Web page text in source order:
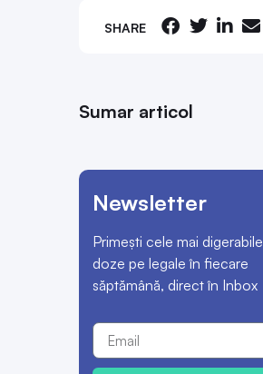
SHARE
Sumar articol
Newsletter
Primești cele mai digerabile
doze pe legale în fiecare
săptămână, direct în Inbox